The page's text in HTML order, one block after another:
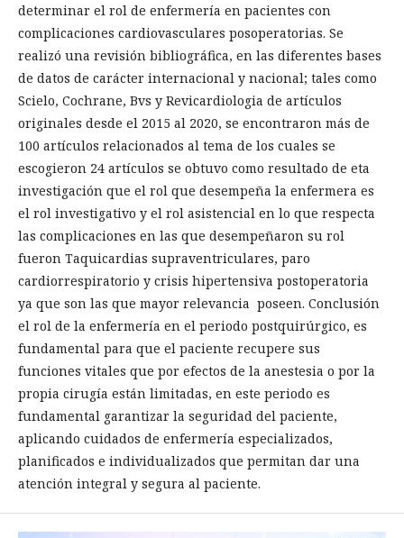
determinar el rol de enfermería en pacientes con
complicaciones cardiovasculares posoperatorias. Se
realizó una revisión bibliográfica, en las diferentes bases
de datos de carácter internacional y nacional; tales como
Scielo, Cochrane, Bvs y Revicardiologia de artículos
originales desde el 2015 al 2020, se encontraron más de
100 artículos relacionados al tema de los cuales se
escogieron 24 artículos se obtuvo como resultado de eta
investigación que el rol que desempeña la enfermera es
el rol investigativo y el rol asistencial en lo que respecta
las complicaciones en las que desempeñaron su rol
fueron Taquicardias supraventriculares, paro
cardiorrespiratorio y crisis hipertensiva postoperatoria
ya que son las que mayor relevancia poseen. Conclusión
el rol de la enfermería en el periodo postquirúrgico, es
fundamental para que el paciente recupere sus
funciones vitales que por efectos de la anestesia o por la
propia cirugía están limitadas, en este periodo es
fundamental garantizar la seguridad del paciente,
aplicando cuidados de enfermería especializados,
planificados e individualizados que permitan dar una
atención integral y segura al paciente.